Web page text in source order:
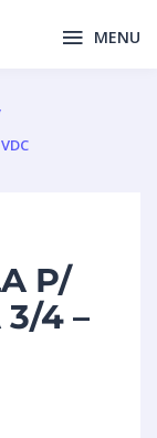
MENU
P/
3/4 –